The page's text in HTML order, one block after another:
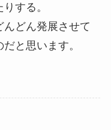
する。
どん発展させて
と思います。